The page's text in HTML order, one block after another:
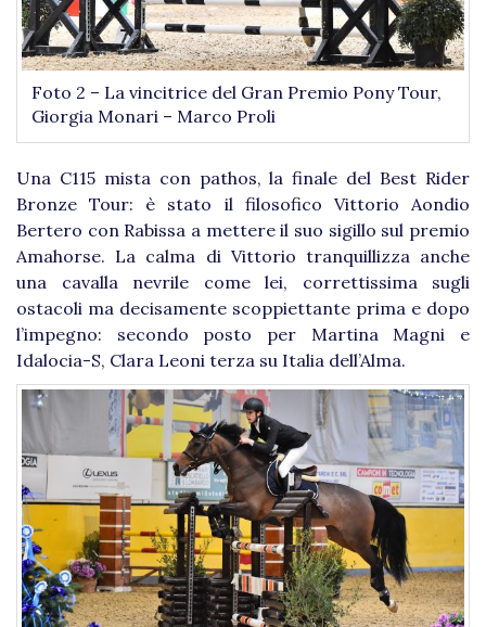
Foto 2 – La vincitrice del Gran Premio Pony Tour,
Giorgia Monari – Marco Proli
Una C115 mista con pathos, la finale del Best Rider
Bronze Tour: è stato il filosofico Vittorio Aondio
Bertero con Rabissa a mettere il suo sigillo sul premio
Amahorse. La calma di Vittorio tranquillizza anche
una cavalla nevrile come lei, correttissima sugli
ostacoli ma decisamente scoppiettante prima e dopo
l’impegno: secondo posto per Martina Magni e
Idalocia-S, Clara Leoni terza su Italia dell’Alma.